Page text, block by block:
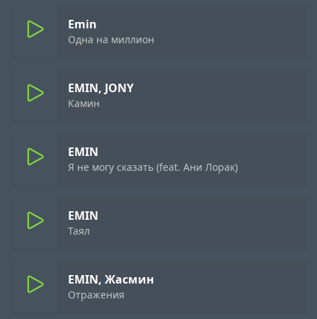
Emin
Одна на миллион
EMIN, JONY
Камин
EMIN
Я не могу сказать (feat. Ани Лорак)
EMIN
Таял
EMIN, Жасмин
Отражения